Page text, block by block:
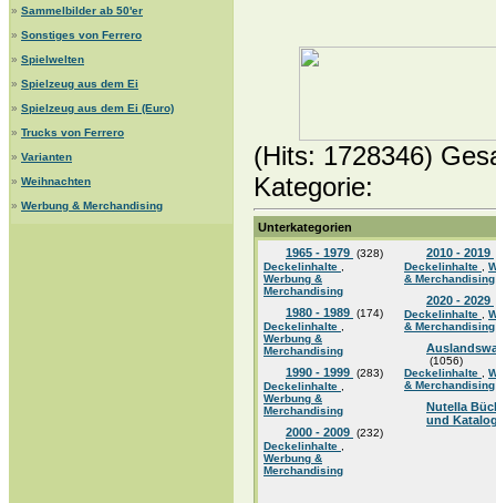
» Sammelbilder ab 50'er
» Sonstiges von Ferrero
» Spielwelten
» Spielzeug aus dem Ei
» Spielzeug aus dem Ei (Euro)
» Trucks von Ferrero
» Varianten
» Weihnachten
» Werbung & Merchandising
(Hits: 1728346)
Kategorie:
Unterkategorien
1965 - 1979 (328)
Deckelinhalte
Werbung &
Merchandising
1980 - 1989 (174)
Deckelinhalte
Werbung &
Merchandising
1990 - 1999 (283)
Deckelinhalte
Werbung &
Merchandising
2000 - 2009 (232)
Deckelinhalte
Werbung &
Merchandising
2010 - 2019
Deckelinhalte
& Merchandising
2020 - 2029
Deckelinhalte
& Merchandising
(1056)
Deckelinhalte
& Merchandising
Nutella
und